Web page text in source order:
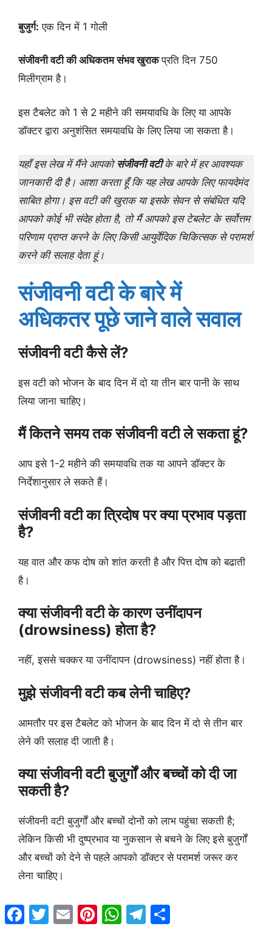
बुजुर्ग: एक दिन में 1 गोली
संजीवनी वटी की अधिकतम संभव खुराकप्रति दिन 750
मिलीग्राम है।
इस टैबलेट को 1 से 2 महीने की समयावधि के लिए या आपके
डॉक्टर द्वारा अनुशंसित समयावधि के लिए लिया जा सकता है।
यहाँ इस लेख में मैंने आपको संजीवनी वटीके बारे में हर आवश्यक
जानकारी दी है। आशा करता हूँ कि यह लेख आपके लिए फायदेमंद
साबित होगा। इस वटी की खुराक या इसके सेवन से संबंधित यदि
आपको कोई भी संदेह होता है, तो मैं आपको इस टेबलेट के सर्वोत्तम
परिणाम प्राप्त करने के लिए किसी आयुर्वेदिक चिकित्सक से परामर्श
करने की सलाह देता हूं।
संजीवनी वटी के बारे में
अधिकतर पूछे जाने वाले सवाल
संजीवनी वटी कैसे लें?
इस वटी को भोजन के बाद दिन में दो या तीन बार पानी के साथ
लिया जाना चाहिए।
मैं कितने समय तक संजीवनी वटी ले सकता हूं?
आप इसे 1-2 महीने की समयावधि तक या आपने डॉक्टर के
निर्देशानुसार ले सकते हैं।
संजीवनी वटी का त्रिदोष पर क्या प्रभाव पड़ता
है?
यह वात और कफ दोष को शांत करती है और पित्त दोष को बढाती
है।
क्या संजीवनी वटी के कारण उनींदापन
(drowsiness) होता है?
नहीं, इससे चक्कर या उनींदापन (drowsiness) नहीं होता है।
मुझे संजीवनी वटी कब लेनी चाहिए?
आमतौर पर इस टैबलेट को भोजन के बाद दिन में दो से तीन बार
लेने की सलाह दी जाती है।
क्या संजीवनी वटी बुजुर्गों और बच्चों को दी जा
सकती है?
संजीवनी वटी बुजुर्गों और बच्चों दोनों को लाभ पहुंचा सकती है;
लेकिन किसी भी दुष्प्रभाव या नुकसान से बचने के लिए इसे बुजुर्गों
और बच्चों को देने से पहले आपको डॉक्टर से परामर्श जरूर कर
लेना चाहिए।
Facebook
TwitterEmail PinterestWhatsApp
Telegram